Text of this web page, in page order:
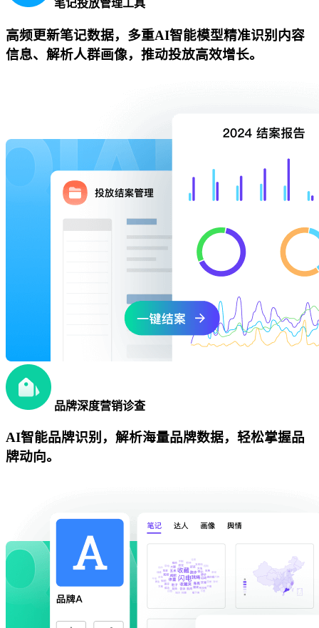
笔记投放管理工具
高频更新笔记数据，多重AI智能模型精准识别内容
信息、解析人群画像，推动投放高效增长。
品牌深度营销诊查
AI智能品牌识别，解析海量品牌数据，轻松掌握品
牌动向。